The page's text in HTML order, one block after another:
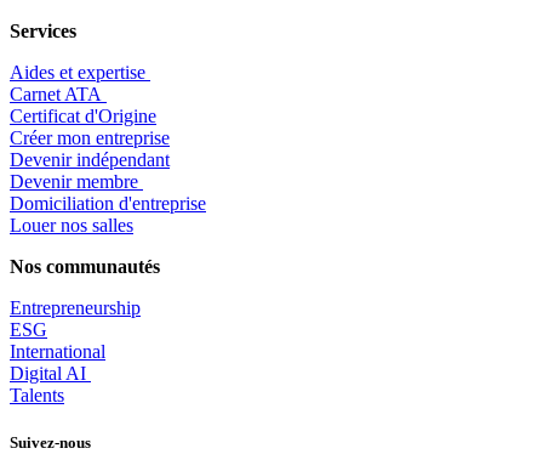
Services
Aides et expertise
​Carnet ATA
Certificat d'Origine
Créer mon entreprise
Devenir indépendant
Devenir membre
​Domiciliation d'entreprise
Louer nos salles
Nos communautés
Entrepreneurship
ESG
International
Digital AI
Talents
Suivez-nous